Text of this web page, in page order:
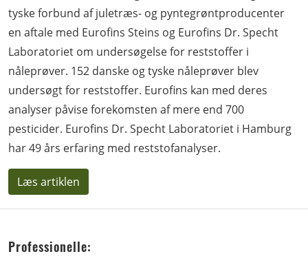
tyske forbund af juletræs- og pyntegrøntproducenter
en aftale med Eurofins Steins og Eurofins Dr. Specht
Laboratoriet om undersøgelse for reststoffer i
nåleprøver. 152 danske og tyske nåleprøver blev
undersøgt for reststoffer. Eurofins kan med deres
analyser påvise forekomsten af mere end 700
pesticider. Eurofins Dr. Specht Laboratoriet i Hamburg
har 49 års erfaring med reststofanalyser.
Læs artiklen
Professionelle: